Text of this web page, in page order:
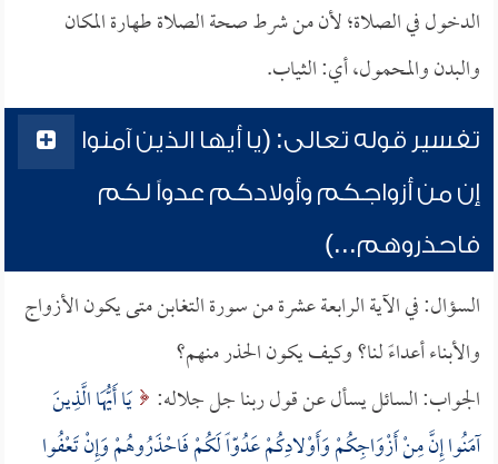
الدخول في الصلاة؛ لأن من شرط صحة الصلاة طهارة المكان
والبدن والمحمول، أي: الثياب.
تفسير قوله تعالى: (يا أيها الذين آمنوا
إن من أزواجكم وأولادكم عدواً لكم
فاحذروهم...)
السؤال: في الآية الرابعة عشرة من سورة التغابن متى يكون الأزواج
والأبناء أعداءً لنا؟ وكيف يكون الحذر منهم؟
الجواب: السائل يسأل عن قول ربنا جل جلاله: يَا أَيُّهَا الَّذِينَ
آمَنُوا إِنَّ مِنْ أَزْوَاجِكُمْ وَأَوْلادِكُمْ عَدُوّاً لَكُمْ فَاحْذَرُوهُمْ وَإِنْ تَعْفُوا